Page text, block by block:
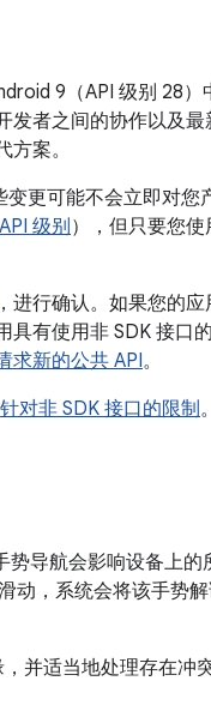
9（API 级别 28）
发者之间的协作以及最
案。
更可能不会立即对您
级别 ），但只要您
，进行确认。如果您的
具有使用非 SDK 接口
求新的公共 API。
针对非 SDK 接口的限制。
导航会影响设备上的
动，系统会将该手势
并适当地处理存在冲